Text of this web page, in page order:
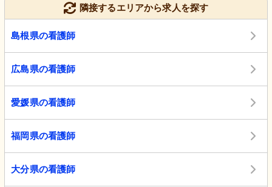
隣接するエリアから求人を探す
島根県の看護師
広島県の看護師
愛媛県の看護師
福岡県の看護師
大分県の看護師